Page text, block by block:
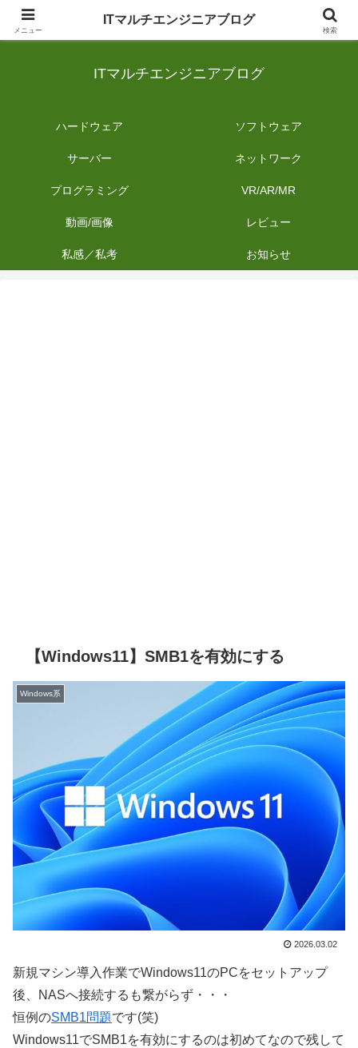
日常のIT業務を備忘録として発信。商品レビューやDIYの作業内容も投稿しま
ITマルチエンジニアブログ
ハードウェア ソフトウェア
サーバー ネットワーク
プログラミング VR/AR/MR
動画/画像 レビュー
私感／私考 お知らせ
【Windows11】SMB1を有効にする
Windows系
2026.03.02
新規マシン導入作業でWindows11のPCをセットアップ
後、NASへ接続するも繋がらず・・・
恒例のSMB1問題です(笑)
Windows11でSMB1を有効にするのは初めてなので残して
メニュー
ITマルチエンジニアブログ
検索